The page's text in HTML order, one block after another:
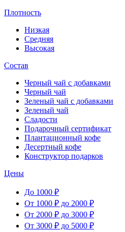
Плотность
Низкая
Средняя
Высокая
Состав
Черный чай с добавками
Черный чай
Зеленый чай с добавками
Зеленый чай
Сладости
Подарочный сертификат
Плантационный кофе
Десертный кофе
Конструктор подарков
Цены
До 1000 ₽
От 1000 ₽ до 2000 ₽
От 2000 ₽ до 3000 ₽
От 3000 ₽ до 5000 ₽